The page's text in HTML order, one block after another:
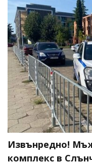
Извънредно!
комплекс в